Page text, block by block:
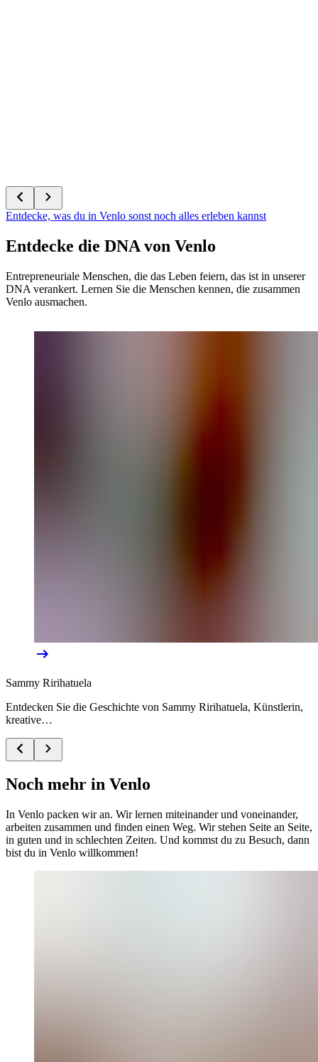
Entdecke, was du in Venlo sonst noch alles erleben kannst
Entdecke die DNA von Venlo
Entrepreneuriale Menschen, die das Leben feiern, das ist in unserer
DNA verankert. Lernen Sie die Menschen kennen, die zusammen
Venlo ausmachen.
Sammy Ririhatuela
Entdecken Sie die Geschichte von Sammy Ririhatuela, Künstlerin,
kreative…
Noch mehr in Venlo
In Venlo packen wir an. Wir lernen miteinander und voneinander,
arbeiten zusammen und finden einen Weg. Wir stehen Seite an Seite,
in guten und in schlechten Zeiten. Und kommst du zu Besuch, dann
bist du in Venlo willkommen!